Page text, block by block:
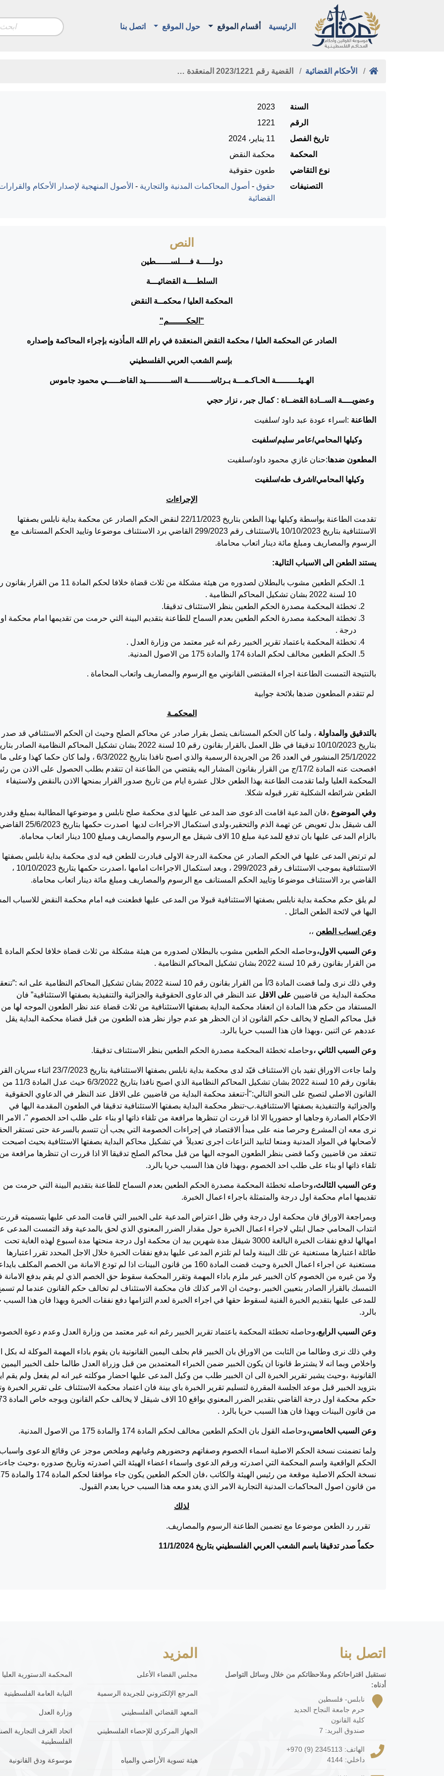
الرئيسية أقسام الموقع حول الموقع اتصل بنا
الأحكام القضائية القضية رقم ‎1221‏/‎2023‏ المنعقدة …
السنة
2023
الرقم
1221
تاريخ الفصل
11 يناير، 2024
المحكمة
محكمة النقض
نوع التقاضي
طعون حقوقية
التصنيفات
حقوق - أصول المحاكمات المدنية والتجارية - الأصول المنهجية لإصدار الأحكام
القضائية
النص
دولـــــة فــــلســــــطين
السلطــــة القضائيـــة
المحكمة العليا / محكمــة النقض
"الحكـــــــم"
الصادر عن المحكمة العليا / محكمة النقض المنعقدة في رام الله المأذونه بإجراء المحاكمة وإصداره
بإسم الشعب العربي الفلسطيني
الهـيئـــــــــة الحـاكـمـــة بـرئاســـــــــة الســــــــــيد القاضـــــي محمود جاموس
وعضويــــة الســادة القضــاة : كمال جبر ، نزار حجي
الطاعنة :اسراء عودة عبد داود /سلفيت
وكيلها المحامي/عامر سليم/سلفيت
المطعون ضدها:حنان غازي محمود داود/سلفيت
وكيلها المحامي/اشرف طه/سلفيت
الإجراءات
تقدمت الطاعنة بواسطة وكيلها بهذا الطعن بتاريخ 22/11/2023 لنقض الحكم الصادر عن محكمة بداية نابلس بصفتها
الاستئنافية بتاريخ 10/10/2023 بالاستئناف رقم 299/2023 القاضي برد الاستئناف موضوعا وتاييد الحكم المستانف مع
الرسوم والمصاريف ومبلغ مائة دينار اتعاب محاماة.
يستند الطعن الى الاسباب التالية:
الحكم الطعين مشوب بالبطلان لصدوره من هيئة مشكلة من ثلاث قضاة خلافا لحكم المادة 11 من
10 لسنة 2022 بشان تشكيل المحاكم النظامية .
تخطئة المحكمة مصدرة الحكم الطعين بنظر الاستئناف تدقيقا.
تخطئة المحكمة مصدرة الحكم الطعين بعدم السماح للطاعنة بتقديم البينة التي حرمت من تقديمها امام محكمة
درجة .
تخطئة المحكمة باعتماد تقرير الخبير رغم انه غير معتمد من وزارة العدل .
الحكم الطعين مخالف لحكم المادة 174 والمادة 175 من الاصول المدنية.
بالنتيجة التمست الطاعنة اجراء المقتضى القانوني مع الرسوم والمصاريف واتعاب المحاماة .
لم تتقدم المطعون ضدها بلائحة جوابية
المحكمـة
بالتدقيق والمداولة ، ولما كان الحكم المستانف يتصل بقرار صادر عن محاكم الصلح وحيث ان الحكم الاستئنافي قد صدر
بتاريخ 10/10/2023 تدقيقا في ظل العمل بالقرار بقانون رقم 10 لسنة 2022 بشان تشكيل المحاكم النظامية الصادر
25/1/2022 المنشور في العدد 26 من الجريدة الرسمية والذي اصبح نافذا بتاريخ 6/3/2022 ، ولما كان حكما كهذا وعلى ما
افصحت عنه المادة 17/2/ج من القرار بقانون المشار اليه يقتضي من الطاعنة ان تتقدم بطلب الحصول على الاذن من
المحكمة العليا ولما تقدمت الطاعنة بهذا الطعن خلال عشرة ايام من تاريخ صدور القرار بمنحها الاذن بالنقض ولاستيفاء
الطعن شرائطه الشكلية تقرر قبوله شكلا.
وفي الموضوع
الف شيقل بدل تعويض عن تهمة الذم والتحقير،ولدى استكمال الاجراءات لديها اصدرت حكمها بتاريخ 25/6/2023 القاضي
بالزام المدعى عليها بان تدفع للمدعية مبلغ 10 الاف شيقل مع الرسوم والمصاريف ومبلغ 100 دينار اتعاب محاماة.
لم ترتض المدعى عليها في الحكم الصادر عن محكمة الدرجة الاولى فبادرت للطعن فيه لدى محكمة بداية نابلس بصفتها
الاستئنافية بموجب الاستئناف رقم 299/2023 ، وبعد استكمال الاجراءات امامها ،اصدرت حكمها بتاريخ 10/10/2023 ،
القاضي برد الاستئناف موضوعا وتاييد الحكم المستانف مع الرسوم والمصاريف ومبلغ مائة دينار اتعاب محاماة.
لم يلق حكم محكمة بداية نابلس بصفتها الاستئنافية قبولا من المدعى عليها فطعنت فيه امام محكمة النقض للاسباب
اليها في لائحة الطعن الماثل .
وعن اسباب الطعن ،،
وعن السبب الاول،
وحاصله الحكم
من القرار بقانون رقم 10 لسنة 2022 بشان تشكيل المحاكم النظامية .
وفي ذلك نرى ولما قضت المادة 3/أ من القرار بقانون رقم 10 لسنة 2022 بشان تشكيل المحاكم النظامية على انه
محكمة البداية من قاضيين على الاقل عند النظر في الدعاوى الحقوقية والجزائية والتنفيذية بصفتها الاستئنافية” فان
المستفاد من حكم هذا المادة ان انعقاد محكمة البداية بصفتها الاستئنافية من ثلاث قضاة عند نظر الطعون الموجه لها من
قبل محاكم الصلح لا يخالف حكم القانون اذ ان الحظر هو عدم جواز نظر هذه الطعون من قبل قضاة محكمة البداية يقل
عددهم عن اثنين ،وبهذا فان هذا السبب حريا بالرد.
وعن السبب الثاني ،وحاصله تخطئة المحكمة مصدرة الحكم الطعين بنظر الاستئناف تدقيقا.
ولما جاءت الاوراق تفيد بان الاستئناف قيّد لدى محكمة بداية نابلس بصفتها الاستئنافية بتاريخ 23/7/2023 اثناء
بقانون رقم 10 لسنة 2022 بشان تشكيل المحاكم النظامية الذي اصبح نافذا بتاريخ 6/3/2022 حيث عدل المادة 11/3 من
القانون الاصلي لتصبح على النحو التالي:"أ-تنعقد محكمة البداية من قاضيين على الاقل عند النظر في الدعاوي الحقوقية
والجزائية والتنفيذية بصفتها الاستئنافية.ب-تنظر محكمة البداية بصفتها الاستئنافية تدقيقا في الطعون المقدمة اليها في
الاحكام الصادرة وجاهيا او حضوريا الا اذا قررت ان تنظرها مرافعة من تلقاء ذاتها او بناء على طلب احد الخصوم "، الامر
نرى معه ان المشرع وحرصا منه على مبدأ الاقتصاد في إجراءات الخصومة التي يجب أن تتسم بالسرعة حتى تستقر
لأصحابها في المواد المدنية ومنعا لتابيد النزاعات اجرى تعديلاً في تشكيل محاكم البداية بصفتها الاستئافية بحيث اصبحت
تنعقد من قاضيين وكما قضى بنظر الطعون الموجه اليها من قبل محاكم الصلح تدقيقا الا اذا قررت ان تنظرها مرافعة من
تلقاء ذاتها او بناء على طلب احد الخصوم ،وبهذا فان هذا السبب حريا بالرد.
وعن السبب الثالث،وحاصله تخطئة المحكمة مصدرة الحكم الطعين بعدم السماح للطاعنة بتقديم البينة التي حرمت من
تقديمها امام محكمة اول درجة والمتمثلة باجراء اعمال الخبرة.
وبمراجعة الاوراق فان محكمة اول درجة وفي ظل اعتراض المدعية على الخبير التي قامت المدعى عليها بتسميته قررت
انتداب المحامي جمال ابتلي لاجراء اعمال الخبرة حول مقدار الضرر المعنوي الذي لحق بالمدعية وقد التمست المدعى
امهالها لدفع نفقات الخبرة البالغة 3000 شيقل مدة شهرين بيد ان محكمة اول درجة منحتها مدة اسبوع لهذه الغاية تحت
طائلة اعتبارها مستغنية عن تلك البينة ولما لم تلتزم المدعى عليها بدفع نفقات الخبرة خلال الاجل المحدد تقرر اعتبارها
مستغنية عن اجراء اعمال الخبرة وحيث قضت المادة 160 من قانون البينات اذا لم تودع الامانة من الخصم المكلف
ولا من غيره من الخصوم كان الخبير غير ملزم باداء المهمة وتقرر المحكمة سقوط حق الخصم الذي لم يقم بدفع الامانة
التمسك بالقرار الصادر بتعيين الخبير ،وحيث ان الامر كذلك فان محكمة الاستئناف لم تخالف حكم القانون عندما لم
للمدعى عليها بتقديم الخبرة الفنية لسقوط حقها في اجراء الخبرة لعدم التزامها دفع نفقات الخبرة وبهذا فان هذا السبب
بالرد.
وعن السبب الرابع،وحاصله تخطئة المحكمة باعتماد تقرير الخبير رغم انه غير معتمد من وزارة العدل وعدم دعوة
وفي ذلك نرى وطالما من الثابت من الاوراق بان الخبير قام بحلف اليمين القانونية بان يقوم باداء المهمة الموكلة له بكل
واخلاص وبما انه لا يشترط قانونا ان يكون الخبير ضمن الخبراء المعتمدين من قبل وزراة العدل طالما حلف الخبير اليمين
القانونية ،وحيث يشير تقرير الخبرة الى ان الخبير طلب من وكيل المدعى عليها احضار موكلته غير انه لم يفعل ولم يقم
بتزويد الخبير قبل موعد الجلسة المقررة لتسليم تقرير الخبرة باي بينة فان اعتماد محكمة الاستئناف على تقرير الخبرة
حكم محكمة اول درجة القاضي بتقدير الضرر
من قانون البينات وبهذا فان هذا السبب حريا بالرد .
وعن السبب الخامس،وحاصله القول بان الحكم الطعين مخالف لحكم المادة 174 والمادة 175 من الاصول المدنية.
ولما تضمنت نسخة الحكم الاصلية اسماء الخصوم وصفاتهم وحضورهم وغيابهم وملخص موجز عن وقائع الدعوى واسباب
الحكم الواقعية واسم المحكمة التي اصدرته ورقم الدعوى واسماء اعضاء الهيئة التي اصدرته وتاريخ صدوره ،وحيث
نسخة الحكم الاصلية موقعة من رئيس الهيئة والكاتب ،فان الحكم الطعين
من قانون اصول المحاكمات المدنية التجارية الامر الذي يغدو معه هذا السبب حريا بعدم القبول.
لذلك
تقرر رد الطعن موضوعا مع تضمين الطاعنة الرسوم والمصاريف.
حكماً صدر تدقيقا باسم الشعب العربي الفلسطيني بتاريخ 1 1/1/2024
اتصل بنا
نستقبل اقتراحاتكم وملاحظاتكم من خلال وسائل التواصل
أدناه:
نابلس- فلسطين
حرم جامعة النجاح الجديد
كلية القانون
صندوق البريد: 7
الهاتف: +970 (9) 2345113
داخلي: 4144
المزيد
مجلس القضاء الأعلى المحكمة الدستورية العليا
المرجع الإلكتروني للجريدة الرسمية النيابة العامة الفلسطينية
المعهد القضائي الفلسطيني وزارة العدل
الجهاز المركزي للإحصاء الفلسطيني
اتحاد الغرف التجارية
الفلسطينية
هيئة تسوية الأراضي والمياه موسوعة ودق القانونية